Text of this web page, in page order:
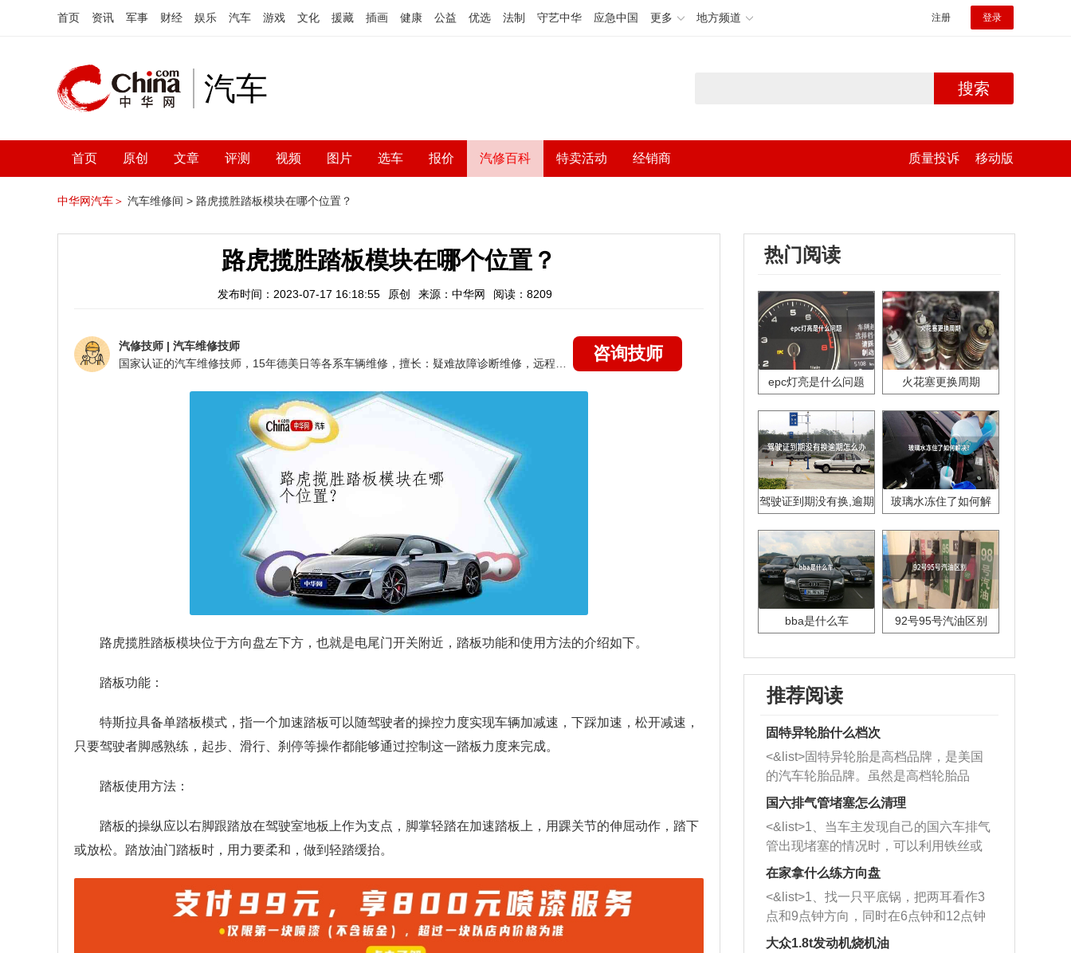
首页 资讯 军事 财经 娱乐 汽车 游戏 文化 援藏 插画 健康 公益 优选 法制 守艺中华 应急中国 更多 地方频道 注册 登录
汽车 搜索
首页 原创 文章 评测 视频 图片 选车 报价 汽修百科 特卖活动 经销商 质量投诉 移动版
中华网汽车＞ 汽车维修间 > 路虎揽胜踏板模块在哪个位置？
路虎揽胜踏板模块在哪个位置？
发布时间：2023-07-17 16:18:55 原创 来源：中华网 阅读：8209
汽修技师 | 汽车维修技师
咨询技师
路虎揽胜踏板模块位于方向盘左下方，也就是电尾门开关附近，踏板功能和使用方法的介绍如下。
踏板功能：
特斯拉具备单踏板模式，指一个加速踏板可以随驾驶者的操控力度实现车辆加减速，下踩加速，松开减速，
只要驾驶者脚感熟练，起步、滑行、刹停等操作都能够通过控制这一踏板力度来完成。
踏板使用方法：
踏板的操纵应以右脚跟踏放在驾驶室地板上作为支点，脚掌轻踏在加速踏板上，用踝关节的伸屈动作，踏下
或放松。踏放油门踏板时，用力要柔和，做到轻踏缓抬。
热门阅读
epc灯亮是什么问题 火花塞更换周期
驾驶证到期没有换,逾期
玻璃水冻住了如何解
bba是什么车 92号95号汽油区别
推荐阅读
固特异轮胎什么档次
<&list>固特异轮胎是高档品牌，是美国
的汽车轮胎品牌。虽然是高档轮胎品
牌，但是中高低端的轮胎都有生产，这
也是为了更好的开拓市场。
国六排气管堵塞怎么清理
<&list>1、当车主发现自己的国六车排气
管出现堵塞的情况时，可以利用铁丝或
者是细棍，直接将杂物给取出来，如果
堵塞情况比较严重，也可以采取应急措
施。 <&list>2、直接利用木棍将所有的
杂物推到排气管里面的位置处，然后将
三元催化器拆解开，就可以将堵塞的东
在家拿什么练方向盘
<&list>1、找一只平底锅，把两耳看作3
点和9点钟方向，同时在6点钟和12点钟
方向做一个标记。 <&list>2、双手握住
大众1.8t发动机烧机油